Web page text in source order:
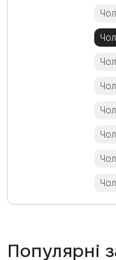
Популярні